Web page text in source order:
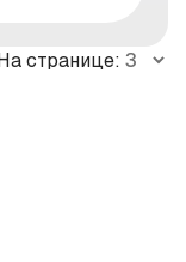
странице: